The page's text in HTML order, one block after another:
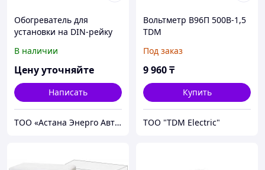
Обогреватель для
установки на DIN-рейку
В наличии
Цену уточняйте
Написать
ТОО «Астана Энерго Автоматика»
Вольтметр В96П 500В-1,5
TDM
Под заказ
9 960₸
Купить
ТОО "TDM Electric"